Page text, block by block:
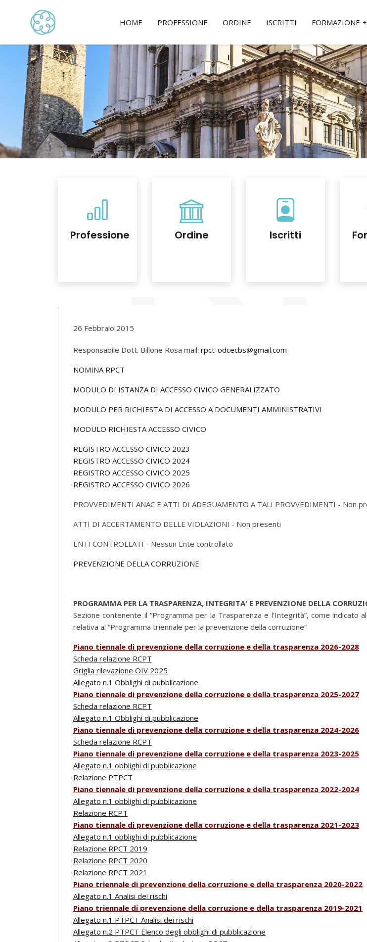
HOME PROFESSIONE ORDINE ISCRITTI FORMAZIONE
Professione Ordine Iscritti
26 Febbraio 2015
Responsabile Dott. Billone Rosa mail: rpct-odcecbs@gmail.com
NOMINA RPCT
MODULO DI ISTANZA DI ACCESSO CIVICO GENERALIZZATO
MODULO PER RICHIESTA DI ACCESSO A DOCUMENTI AMMINISTRATIVI
MODULO RICHIESTA ACCESSO CIVICO
REGISTRO ACCESSO CIVICO 2023
REGISTRO ACCESSO CIVICO 2024
REGISTRO ACCESSO CIVICO 2025
REGISTRO ACCESSO CIVICO 2026
PROVVEDIMENTI ANAC E ATTI DI ADEGUAMENTO A TALI PROVVEDIMENTI - Non
ATTI DI ACCERTAMENTO DELLE VIOLAZIONI - Non presenti
ENTI CONTROLLATI - Nessun Ente controllato
PREVENZIONE DELLA CORRUZIONE
PROGRAMMA PER LA TRASPARENZA, INTEGRITA' E PREVENZIONE DELLA
Sezione contenente il “Programma per la Trasparenza e l'Integrità”, come
relativa al “Programma triennale per la prevenzione della corruzione”
Piano tiennale di prevenzione della corruzione e della trasparenza 2026-2028
Scheda relazione RCPT
Griglia rilevazione OIV 2025
Allegato n.1 Obblighi di pubblicazione
Piano tiennale di prevenzione della corruzione e della trasparenza 2025-2027
Scheda relazione RCPT
Allegato n.1 Obblighi di pubblicazione
Piano tiennale di prevenzione della corruzione e della trasparenza 2024-2026
Scheda relazione RCPT
Piano tiennale di prevenzione della corruzione e della trasparenza 2023-2025
Allegato n.1 obblighi di pubblicazione
Relazione PTPCT
Piano tiennale di prevenzione della corruzione e della trasparenza 2022-2024
Allegato n.1 obblighi di pubblicazione
Relazione RCPT
Piano tiennale di prevenzione della corruzione e della trasparenza 2021-2023
Allegato n.1 obblighi di pubblicazione
Relazione RPCT 2019
Relazione RPCT 2020
Relazione RPCT 2021
Piano triennale di prevenzione della corruzione e della trasparenza 2020-2022
Allegato n.1 Analisi dei rischi
Piano triennale di prevenzione della corruzione e della trasparenza 2019-2021
Allegato n.1 PTPCT Analisi dei rischi
Allegato n.2 PTPCT Elenco degli obblighi di pubblicazione